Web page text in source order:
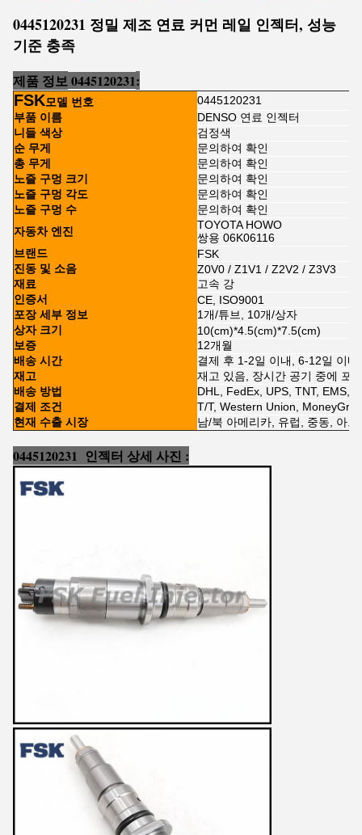
0445120231 정밀 제조 연료 커먼 레일 인젝터, 성능
기준 충족
제품 정보0445120231:
FSK모델 번호
0445120231
부품 이름
DENSO 연료 인젝터
니들 색상
검정색
순 무게
문의하여 확인
총 무게
문의하여 확인
노즐 구멍 크기
문의하여 확인
노즐 구멍 각도
문의하여 확인
노즐 구멍 수
문의하여 확인
자동차 엔진
TOYOTA HOWO
쌍용 06K06116
브랜드
FSK
진동 및 소음
Z0V0 / Z1V1 / Z2V2 / Z3V3
재료
고속 강
인증서
CE, ISO9001
포장 세부 정보
1개/튜브, 10개/상자
상자 크기
10(cm)*4.5(cm)*7.5(cm)
보증
12개월
배송 시간
결제 후 1-2일 이내, 6-12일 이
재고
재고 있음, 장시간 공기 중에 포
배송 방법
DHL, FedEx, UPS, TNT, EMS,
결제 조건
T/T, Western Union,
현재 수출 시장
남/북 아메리카, 유럽, 중동, 아
0445120231 인젝터 상세 사진 :